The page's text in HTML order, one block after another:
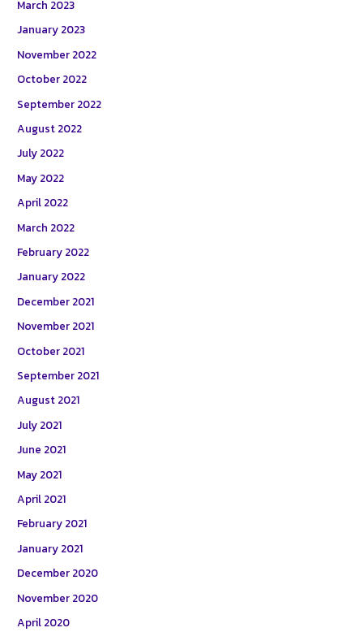
March 2023
January 2023
November 2022
October 2022
September 2022
August 2022
July 2022
May 2022
April 2022
March 2022
February 2022
January 2022
December 2021
November 2021
October 2021
September 2021
August 2021
July 2021
June 2021
May 2021
April 2021
February 2021
January 2021
December 2020
November 2020
April 2020